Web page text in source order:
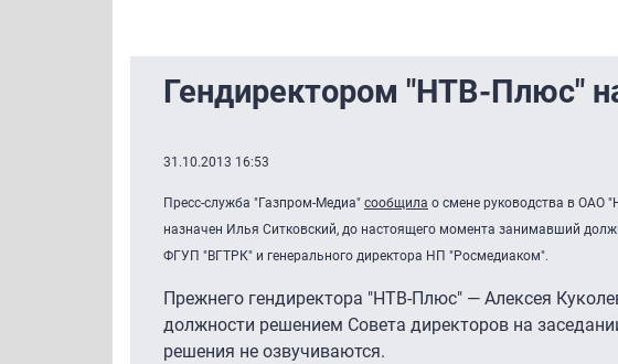
Гендиректором "НТВ-Плюс"
31.10.2013 16:53
Пресс-служба "Газпром-Медиа" сообщила о смене руководства в ОАО
назначен Илья Ситковский, до настоящего момента занимавший
ФГУП "ВГТРК" и генерального директора НП "Росмедиаком".
Прежнего гендиректора "НТВ-Плюс" — Алексея
должности решением Совета директоров на
решения не озвучиваются.